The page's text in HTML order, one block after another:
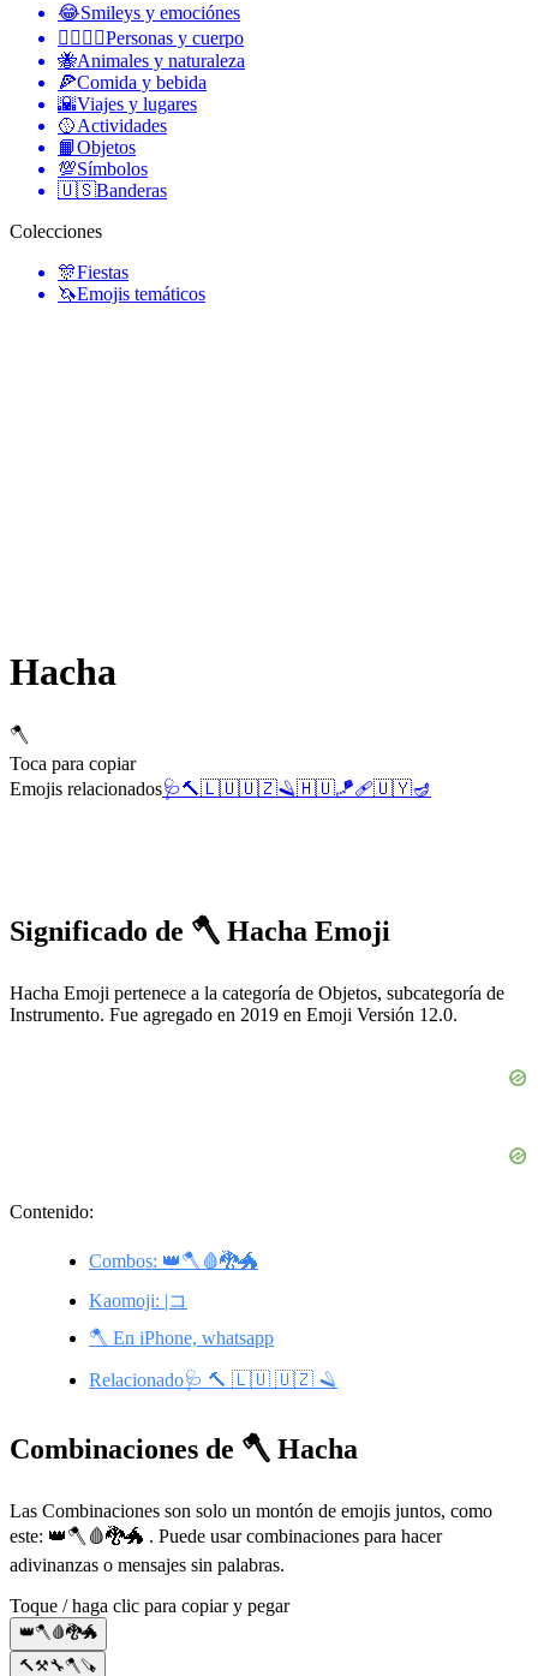
😂Smileys y emociónes
👩‍❤️‍💋‍👨Personas y cuerpo
🐝Animales y naturaleza
🍕Comida y bebida
🌇Viajes y lugares
🥎Actividades
📙Objetos
💯Símbolos
🇺🇸Banderas
Colecciones
🎊Fiestas
🦄Emojis temáticos
Hacha
🪓
Toca para copiar
Emojis relacionados🩺🔨🇱🇺🇺🇿🪒🇭🇺🪁🩹🇺🇾🪔
Significado de 🪓 Hacha Emoji
Hacha Emoji pertenece a la categoría de Objetos, subcategoría de
Instrumento. Fue agregado en 2019 en Emoji Versión 12.0.
Contenido:
Combos: 👑🪓🩸🐉🐲
Kaomoji: |コ
🪓 En iPhone, whatsapp
Relacionado🩺 🔨 🇱🇺 🇺🇿 🪒
Combinaciones de 🪓 Hacha
Las Combinaciones son solo un montón de emojis juntos, como
este: 👑🪓🩸🐉🐲 . Puede usar combinaciones para hacer
adivinanzas o mensajes sin palabras.
Toque / haga clic para copiar y pegar
👑🪓🩸🐉🐲
🔨⚒️🔧🪓🪚